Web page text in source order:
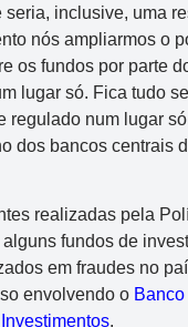
seria, inclusive, uma
nós ampliarmos o
os fundos por parte
lugar só. Fica tudo
regulado num lugar
dos bancos centrais
realizadas pela
fundos de
em fraudes no
envolvendo o
.